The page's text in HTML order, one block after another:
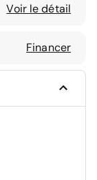
Voir le détail
Financer